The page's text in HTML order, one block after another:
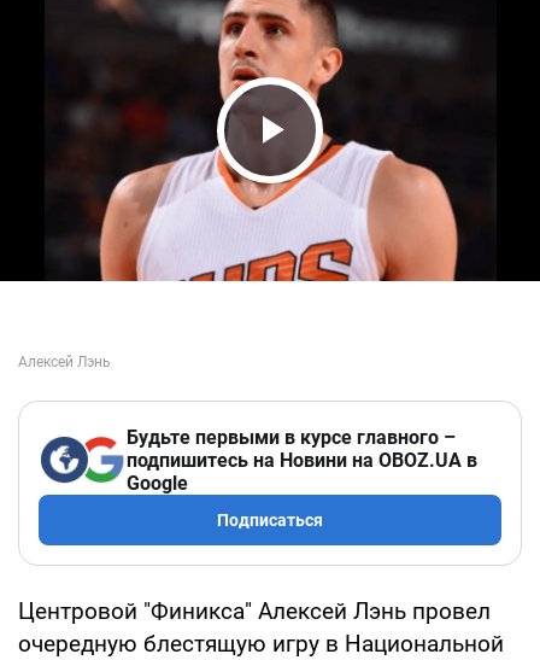
Play Video
Будьте первыми в курсе главного –
подпишитесь на Новини на OBOZ.UA в
Google
Подписаться
Центровой "Финикса" Алексей Лэнь провел
очередную блестящую игру в Национальной